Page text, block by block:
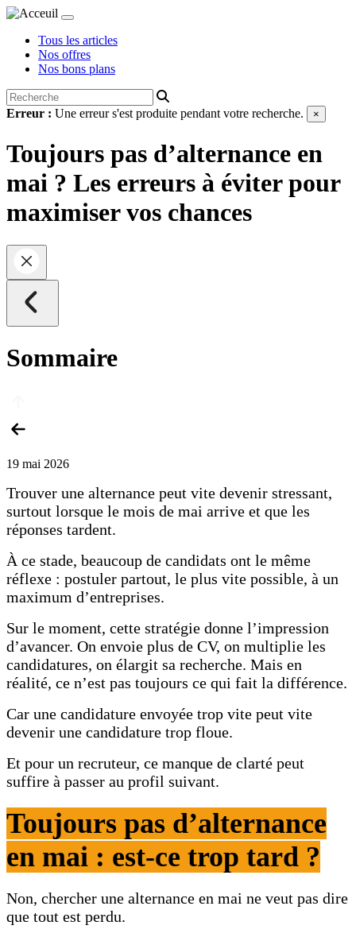
Tous les articles
Nos offres
Nos bons plans
Erreur : Une erreur s'est produite pendant votre recherche. ×
Toujours pas d’alternance en
mai ? Les erreurs à éviter pour
maximiser vos chances
Sommaire
19 mai 2026
Trouver une alternance peut vite devenir stressant,
surtout lorsque le mois de mai arrive et que les
réponses tardent.
À ce stade, beaucoup de candidats ont le même
réflexe : postuler partout, le plus vite possible, à un
maximum d’entreprises.
Sur le moment, cette stratégie donne l’impression
d’avancer. On envoie plus de CV, on multiplie les
candidatures, on élargit sa recherche. Mais en
réalité, ce n’est pas toujours ce qui fait la différence.
Car une candidature envoyée trop vite peut vite
devenir une candidature trop floue.
Et pour un recruteur, ce manque de clarté peut
suffire à passer au profil suivant.
Toujours pas d’alternance
en mai : est-ce trop tard ?
Non, chercher une alternance en mai ne veut pas dire
que tout est perdu.